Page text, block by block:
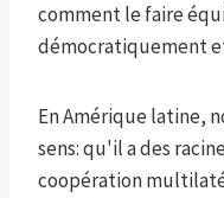
comment le faire
démocratiquement
En Amérique latine,
sens: qu'il a des
coopération